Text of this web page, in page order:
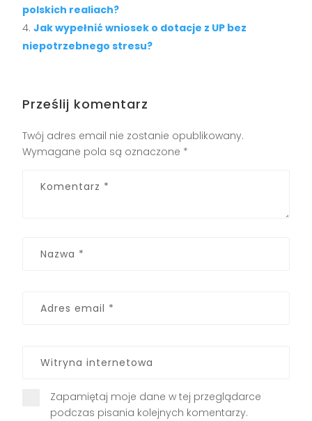
polskich realiach?
Jak wypełnić wniosek o dotacje z UP bez
niepotrzebnego stresu?
Prześlij komentarz
Twój adres email nie zostanie opublikowany.
Wymagane pola są oznaczone *
Zapamiętaj moje dane w tej przeglądarce
podczas pisania kolejnych komentarzy.